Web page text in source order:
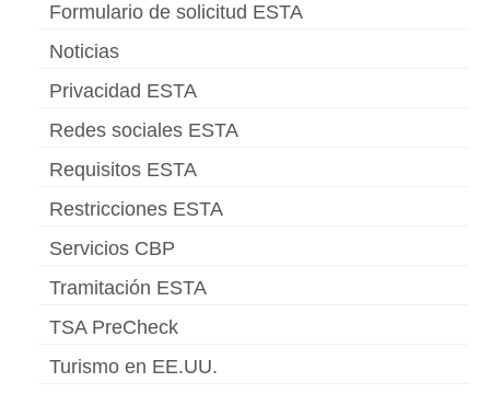
Formulario de solicitud ESTA
Noticias
Privacidad ESTA
Redes sociales ESTA
Requisitos ESTA
Restricciones ESTA
Servicios CBP
Tramitación ESTA
TSA PreCheck
Turismo en EE.UU.